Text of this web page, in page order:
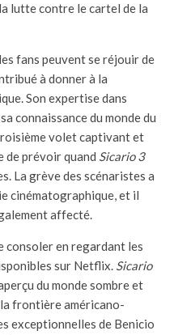
lutte contre le cartel de la
fans peuvent se réjouir de
à donner à la
Son expertise dans
connaissance du monde du
volet captivant et
de prévoir quand Sicario 3
La grève des scénaristes a
cinématographique, et il
affecté.
consoler en regardant les
sur Netflix. Sicario
du monde sombre et
frontière américano-
exceptionnelles de Benicio